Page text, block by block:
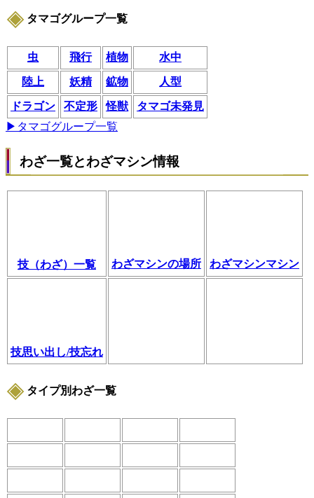
タマゴグループ一覧
虫 飛行 植物 水中
陸上 妖精 鉱物 人型
ドラゴン 不定形 怪獣
タマゴ未発見
▶タマゴグループ一覧
わざ一覧とわざマシン情報
技（わざ）一覧 わざマシンの場所 わざマシンマシン
技思い出し/技忘れ
タイプ別わざ一覧